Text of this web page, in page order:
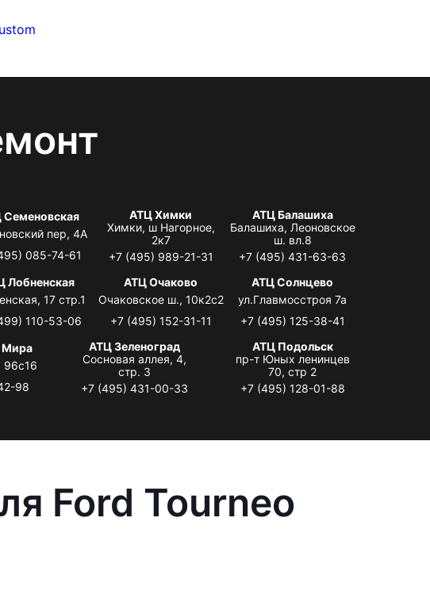
Семеновская
пер, 4А
085-74-61
АТЦ Химки
Химки, ш Нагорное,
2к7
+7 (495) 989-21-31
АТЦ Балашиха
Балашиха, Леоновское
ш. вл.8
+7 (495) 431-63-63
Лобненская
17 стр.1
110-53-06
АТЦ Очаково
Очаковское ш., 10к2с2
+7 (495) 152-31-11
АТЦ Солнцево
ул.Главмосстроя 7а
+7 (495) 125-38-41
Мира
96с16
98
АТЦ Зеленоград
Сосновая аллея, 4,
стр. 3
+7 (495) 431-00-33
АТЦ Подольск
пр-т Юных ленинцев
70, стр 2
+7 (495) 128-01-88
Ford Tourneo